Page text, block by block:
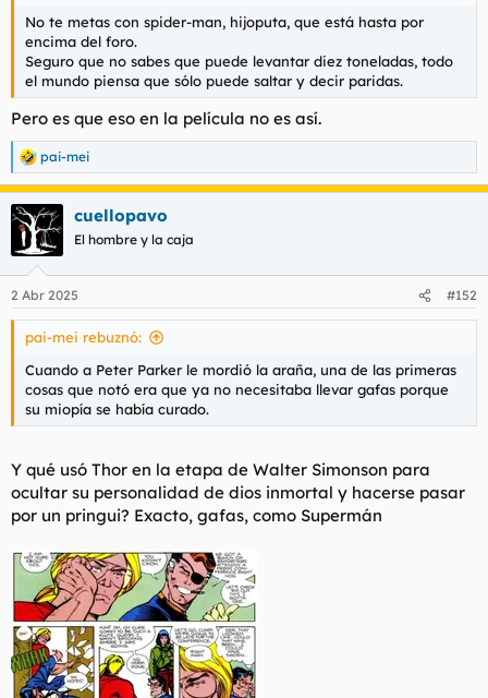
No te metas con spider-man, hijoputa, que está hasta por
encima del foro.
Seguro que no sabes que puede levantar diez toneladas, todo
el mundo piensa que sólo puede saltar y decir paridas.
Pero es que eso en la película no es así.
R
e
a
c
c
i
e
s
pai-mei
cuellopavo
El hombre y la caja
2 Abr 2025 #152
pai-mei rebuznó:
Cuando a Peter Parker le mordió la araña, una de las primeras
cosas que notó era que ya no necesitaba llevar gafas porque
su miopía se había curado.
Y qué usó Thor en la etapa de Walter Simonson para
ocultar su personalidad de dios inmortal y hacerse pasar
por un pringui? Exacto, gafas, como Supermán